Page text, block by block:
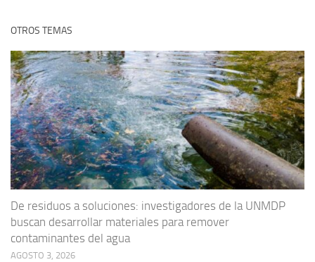
OTROS TEMAS
De residuos a soluciones: investigadores de la UNMDP
buscan desarrollar materiales para remover
contaminantes del agua
AGOSTO 3, 2026